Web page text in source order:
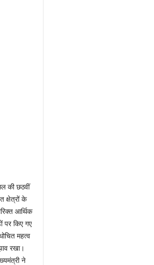
की छठवीं
क्षेत्रों के
आर्थिक
पर किए गए
महत्व
रखा।
ने